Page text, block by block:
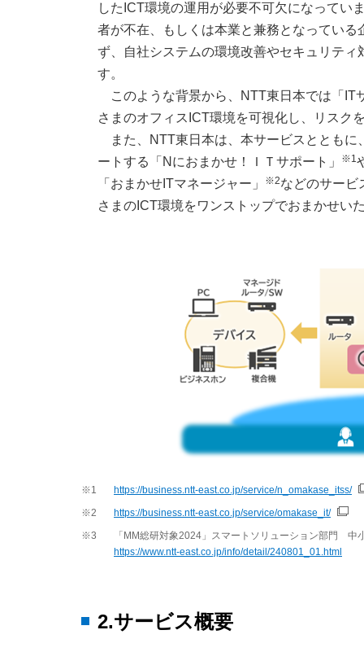
したICT環境の運用が必要不可欠になってい
者が不在、もしくは本業と兼務となってい
ず、自社システムの環境改善やセキュリテ
す。
このような背景から、NTT東日本では「
さまのオフィスICT環境を可視化し、リスク
また、NTT東日本は、本サービスととも
ートする「Nにおまかせ！ＩＴサポート」
※1
「おまかせITマネージャー」
※2などのサービ
さまのICT環境をワンストップでおまかせい
※1
https://business.ntt-east.co.jp/service/n_omakase_itss/
※2
https://business.ntt-east.co.jp/service/omakase_it/
※3
「MM総研対象2024」スマートソリューション部門 中
https://www.ntt-east.co.jp/info/detail/240801_01.html
2.サービス概要